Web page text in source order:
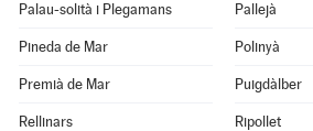
Palau-solità i Plegamans Pallejà
Pineda de Mar Polinyà
Premià de Mar Puigdàlber
Rellinars Ripollet